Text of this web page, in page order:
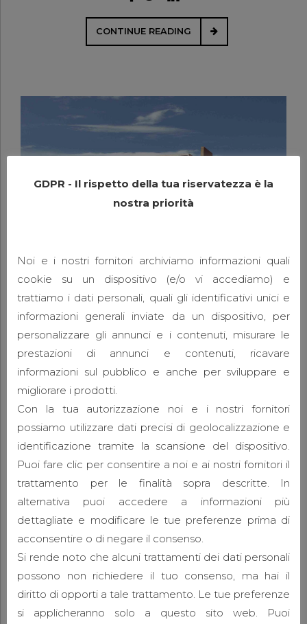
CONTINUE READING
AUDIO VIDEO
Warm and humid, a sticky
day
8 Giugno 2015 admin
0
Lorem ipsum dolor sit amet, consectetuer
adipiscing elit, sed diam nonummy nibh euismod
tincidunt ut laoreet dolore magna.
CONTINUE READING
GDPR - Il rispetto della tua riservatezza è la
nostra priorità
Noi e i nostri fornitori archiviamo informazioni quali
cookie su un dispositivo (e/o vi accediamo) e
trattiamo i dati personali, quali gli identificativi unici e
informazioni generali inviate da un dispositivo, per
personalizzare gli annunci e i contenuti, misurare le
prestazioni di annunci e contenuti, ricavare
informazioni sul pubblico e anche per sviluppare e
migliorare i prodotti.
Con la tua autorizzazione noi e i nostri fornitori
possiamo utilizzare dati precisi di geolocalizzazione e
identificazione tramite la scansione del dispositivo.
Puoi fare clic per consentire a noi e ai nostri fornitori il
trattamento per le finalità sopra descritte. In
alternativa puoi accedere a informazioni più
dettagliate e modificare le tue preferenze prima di
acconsentire o di negare il consenso.
Si rende noto che alcuni trattamenti dei dati personali
possono non richiedere il tuo consenso, ma hai il
diritto di opporti a tale trattamento. Le tue preferenze
si applicheranno solo a questo sito web. Puoi